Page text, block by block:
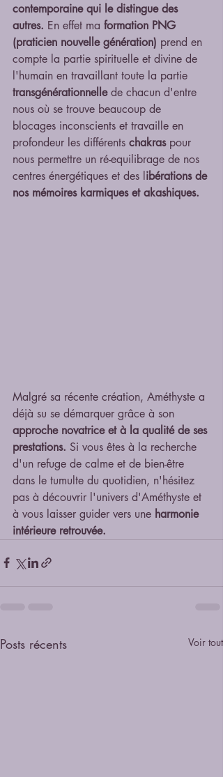
contemporaine qui le distingue des
autres. En effet ma formation PNG
(praticien nouvelle génération) prend en
compte la partie spirituelle et divine de
l'humain en travaillant toute la partie
transgénérationnelle de chacun d'entre
nous où se trouve beaucoup de
blocages inconscients et travaille en
profondeur les différents chakras pour
nous permettre un ré-equilibrage de nos
centres énergétiques et des libérations de
nos mémoires karmiques et akashiques.
Malgré sa récente création, Améthyste a
déjà su se démarquer grâce à son
approche novatrice et à la qualité de ses
prestations. Si vous êtes à la recherche
d'un refuge de calme et de bien-être
dans le tumulte du quotidien, n'hésitez
pas à découvrir l'univers d'Améthyste et
à vous laisser guider vers une harmonie
intérieure retrouvée.
Posts récents Voir tout